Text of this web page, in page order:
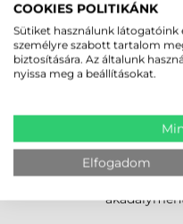
Nem fog
A minőségi
Igen,
Miért
A "Safety
COOKIES POLITIKÁNK
Sütiket használunk látogatóink
személyre szabott tartalom
biztosítására. Az általunk
nyissa meg a beállításokat.
Elfogadom